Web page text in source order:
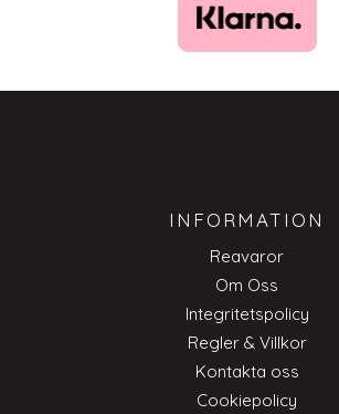
INFORMATION
Reavaror
Om Oss
Integritetspolicy
Regler & Villkor
Kontakta oss
Cookiepolicy